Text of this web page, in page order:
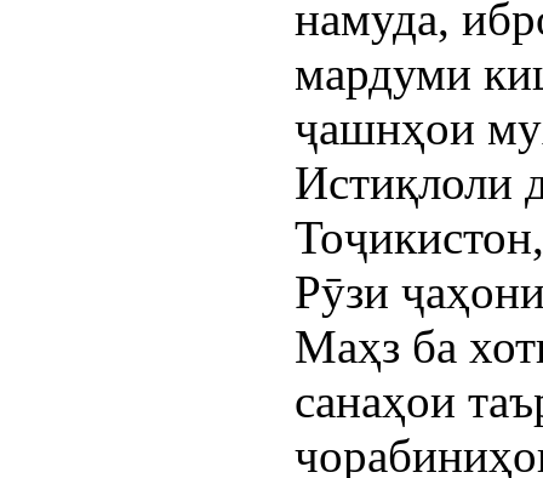
намуда,
мардуми
ҷашнҳои
Истиқлоли
Рӯзи
Маҳз ба
санаҳои